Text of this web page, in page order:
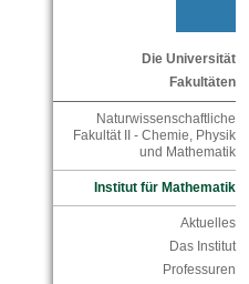
Die Universität
Fakultäten
Naturwissenschaftliche
Fakultät II - Chemie, Physik
und Mathematik
Institut für Mathematik
Aktuelles
Das Institut
Professuren